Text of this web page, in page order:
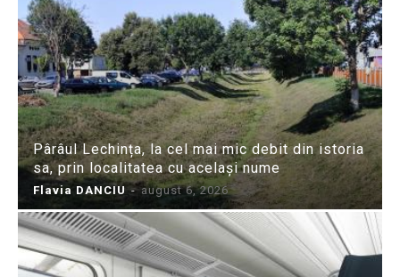
Pârâul Lechința, la cel mai mic debit din istoria
sa, prin localitatea cu același nume
Flavia DANCIU - august 6, 2026